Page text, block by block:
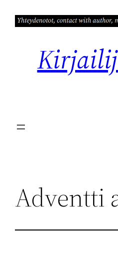
sisältöön
Adventti